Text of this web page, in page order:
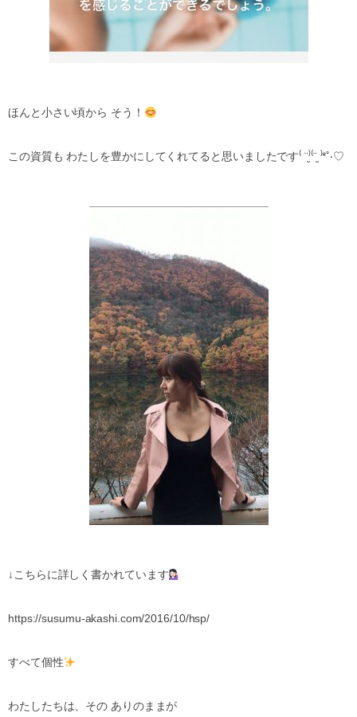
ほんと小さい頃から そう！
この資質も わたしを豊かにしてくれてると思いましたです⁽ ¨̮⁾⁽¨̮ ⁾*˚‧♡
↓こちらに詳しく書かれています
https://susumu-akashi.com/2016/10/hsp/
すべて個性
わたしたちは、その ありのままが